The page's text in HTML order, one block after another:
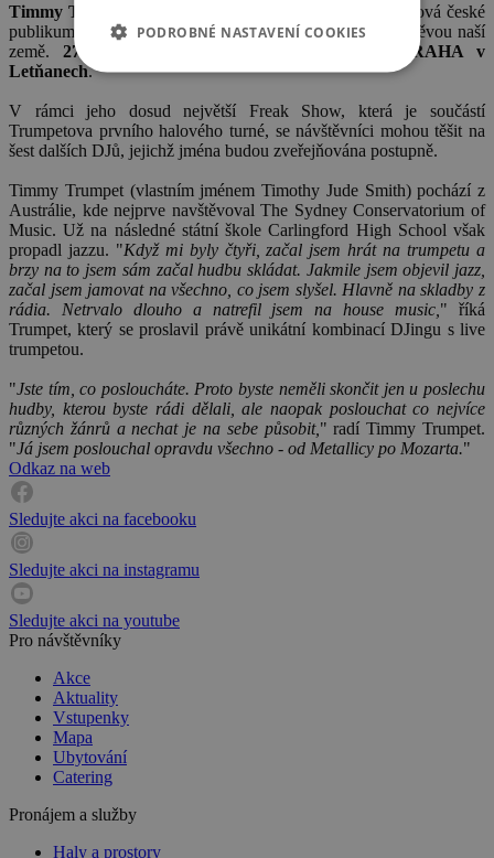
Timmy Trumpet
- jeden z nejlepších DJů současnosti chová české
publikum ve velké oblibě, což dokazuje každoroční návštěvou naší
země. 27. října 2022 vystoupí v PVA EXPO PRAHA v
Letňanech.
V rámci jeho dosud největší Freak Show, která je součástí
Trumpetova prvního halového turné, se návštěvníci mohou těšit na
šest dalších DJů, jejichž jména budou zveřejňována postupně.
Timmy Trumpet (vlastním jménem Timothy Jude Smith) pochází z
Austrálie, kde nejprve navštěvoval The Sydney Conservatorium of
Music. Už na následné státní škole Carlingford High School však
propadl jazzu. "Když mi byly čtyři, začal jsem hrát na trumpetu a
brzy na to jsem sám začal hudbu skládat. Jakmile jsem objevil jazz,
začal jsem jamovat na všechno, co jsem slyšel. Hlavně na skladby z
rádia. Netrvalo dlouho a natrefil jsem na house music, " říká
Trumpet, který se proslavil právě unikátní kombinací DJingu s live
trumpetou.
"Jste tím, co posloucháte. Proto byste neměli skončit jen u poslechu
hudby, kterou byste rádi dělali, ale naopak poslouchat co nejvíce
různých žánrů a nechat je na sebe působit, " radí Timmy Trumpet.
"Já jsem poslouchal opravdu všechno - od Metallicy po Mozarta."
Odkaz na web
Sledujte akci na facebooku
Sledujte akci na instagramu
Sledujte akci na youtube
Pro návštěvníky
Akce
Aktuality
Vstupenky
Mapa
Ubytování
Catering
Pronájem a služby
Haly a prostory
PODROBNÉ NASTAVENÍ COOKIES